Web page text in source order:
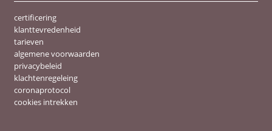
certificering
klanttevredenheid
tarieven
algemene voorwaarden
privacybeleid
klachtenregeleing
coronaprotocol
cookies intrekken